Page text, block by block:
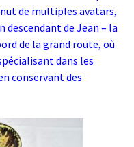
de multiples avatars,
descendant de Jean – la
de la grand route, où
dans les
conservant des